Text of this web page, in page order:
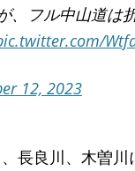
、フル中山道は
12, 2023
長良川、木曽